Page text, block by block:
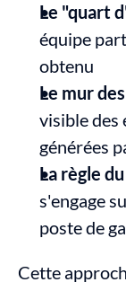
Le "quart
équipe
obtenu
Le mur
visible des
générées
La règle
s'engage
poste de
Cette